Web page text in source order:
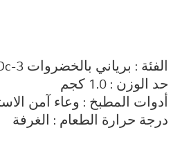
الفئة : برياني بالخضروات Oc-3
حد الوزن : 1.0 كجم
أدوات المطبخ : وعاء آمن
درجة حرارة الطعام : الغرفة